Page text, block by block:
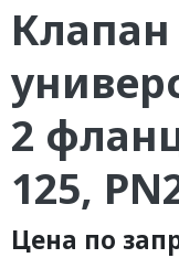
Клапан
2
125,
Цена по